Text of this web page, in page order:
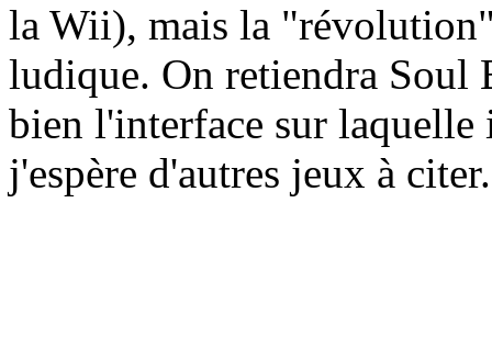
la Wii), mais la "révolution"
ludique. On retiendra Soul
bien l'interface sur
j'espère d'autres jeux à citer.